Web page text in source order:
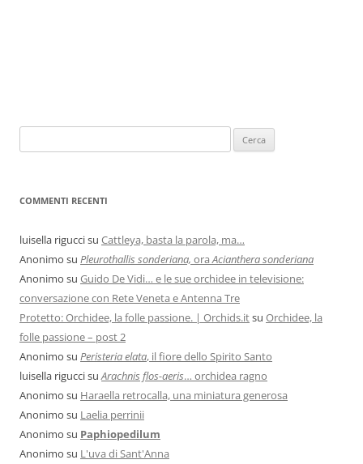
COMMENTI RECENTI
luisella riguccisu Cattleya, basta la parola, ma…
Anonimo su Pleurothallis sonderiana, ora Acianthera sonderiana
Anonimo su Guido De Vidi… e le sue orchidee in televisione:
conversazione con Rete Veneta e Antenna Tre
Protetto: Orchidee, la folle passione. | Orchids.itsu Orchidee, la
folle passione – post 2
Anonimo su Peristeria elata, il fiore dello Spirito Santo
luisella riguccisu Arachnis flos-aeris… orchidea ragno
Anonimo su Haraella retrocalla, una miniatura generosa
Anonimo su Laelia perrinii
Anonimo su Paphiopedilum
Anonimo su L'uva di Sant'Anna